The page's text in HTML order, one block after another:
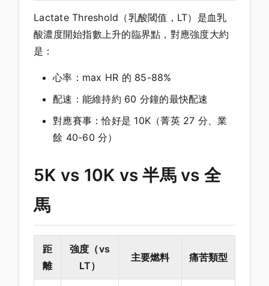
Lactate Threshold（乳酸閾值，LT）是血乳
酸濃度開始指數上升的臨界點，對應強度大約
是：
心率：max HR 的 85-88%
配速：能維持約 60 分鐘的最快配速
對應賽事：恰好是 10K（菁英 27 分、業
餘 40-60 分）
5K vs 10K vs 半馬 vs 全
馬
距
離
強度（vs
LT）
主要燃料 痛苦類型